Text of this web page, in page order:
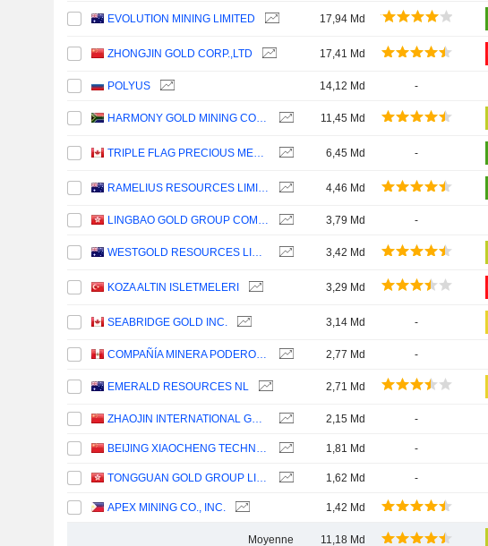
EVOLUTION MINING LIMITED 17,94 Md
ZHONGJIN GOLD CORP.,LTD 17,41 Md
POLYUS 14,12 Md -
HARMONY GOLD MINING COMPANY LIMITED 11,45 Md
TRIPLE FLAG PRECIOUS METALS CORP. 6,45 Md -
RAMELIUS RESOURCES LIMITED 4,46 Md
LINGBAO GOLD GROUP COMPANY LTD. 3,79 Md -
WESTGOLD RESOURCES LIMITED 3,42 Md
KOZA ALTIN ISLETMELERI 3,29 Md
SEABRIDGE GOLD INC. 3,14 Md -
COMPAÑÍA MINERA PODEROSA S.A. 2,77 Md -
EMERALD RESOURCES NL 2,71 Md
ZHAOJIN INTERNATIONAL GOLD CO., LTD. 2,15 Md -
BEIJING XIAOCHENG TECHNOLOGY STOCK CO., LTD 1,81 Md -
TONGGUAN GOLD GROUP LIMITED 1,62 Md -
APEX MINING CO., INC. 1,42 Md
Moyenne 11,18 Md